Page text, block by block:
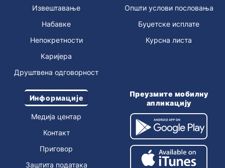
Извештавање
Набавке
Непокретности
Каријера
Друштвена одговорност
Општи услови пословања
Буџетске исплате
Курсна листа
Информације
Медија центар
Контакт
Приговор
Заштита података
Преузмите мобилну
апликацију